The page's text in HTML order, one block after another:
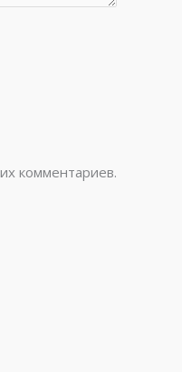
комментариев.